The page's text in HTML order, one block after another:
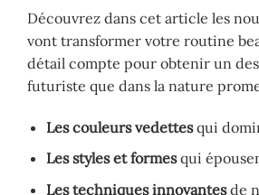
Découvrez dans cet article les
vont transformer votre routine
détail compte pour obtenir un
futuriste que dans la nature
Les couleurs vedettesqui
Les styles et formesqui
Les techniques innovantesde